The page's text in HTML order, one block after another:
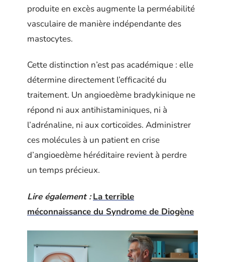
produite en excès augmente la perméabilité
vasculaire de manière indépendante des
mastocytes.
Cette distinction n’est pas académique : elle
détermine directement l’efficacité du
traitement. Un angioedème bradykinique ne
répond ni aux antihistaminiques, ni à
l’adrénaline, ni aux corticoïdes. Administrer
ces molécules à un patient en crise
d’angioedème héréditaire revient à perdre
un temps précieux.
Lire également : La terrible
méconnaissance du Syndrome de Diogène